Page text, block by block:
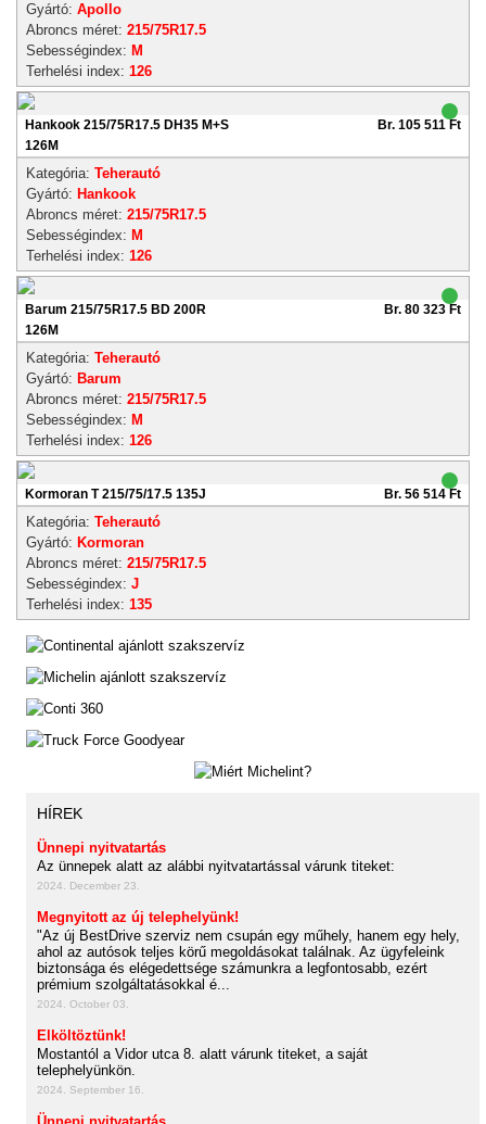
Gyártó: Apollo
Abroncs méret: 215/75R17.5
Sebességindex: M
Terhelési index: 126
Hankook 215/75R17.5 DH35 M+S
126M
Br. 105 511 Ft
Kategória: Teherautó
Gyártó: Hankook
Abroncs méret: 215/75R17.5
Sebességindex: M
Terhelési index: 126
Barum 215/75R17.5 BD 200R
126M
Br. 80 323 Ft
Kategória: Teherautó
Gyártó: Barum
Abroncs méret: 215/75R17.5
Sebességindex: M
Terhelési index: 126
Kormoran T 215/75/17.5 135J Br. 56 514 Ft
Kategória: Teherautó
Gyártó: Kormoran
Abroncs méret: 215/75R17.5
Sebességindex: J
Terhelési index: 135
HÍREK
Ünnepi nyitvatartás
Az ünnepek alatt az alábbi nyitvatartással várunk titeket:
2024. December 23.
Megnyitott az új telephelyünk!
"Az új BestDrive szerviz nem csupán egy műhely, hanem egy hely,
ahol az autósok teljes körű megoldásokat találnak. Az ügyfeleink
biztonsága és elégedettsége számunkra a legfontosabb, ezért
prémium szolgáltatásokkal é...
2024. October 03.
Elköltöztünk!
Mostantól a Vidor utca 8. alatt várunk titeket, a saját
telephelyünkön.
2024. September 16.